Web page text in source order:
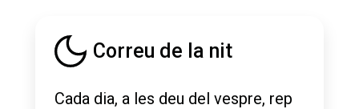
Correu de la nit
Cada dia, a les deu del vespre, rep